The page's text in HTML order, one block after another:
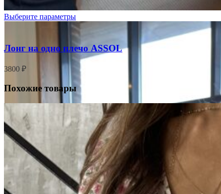
Выберите параметры
Лонг на одно плечо ASSOL
3800 ₽
Похожие товары